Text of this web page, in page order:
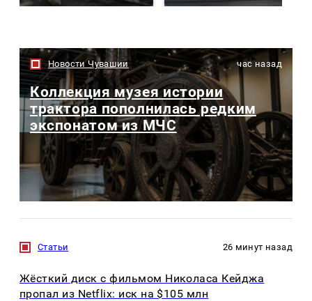
Новости Чувашии час назад
Коллекция музея истории
трактора пополнилась редким
экспонатом из МЧС
Статьи 26 минут назад
Жёсткий диск с фильмом Николаса Кейджа
пропал из Netflix: иск на $105 млн